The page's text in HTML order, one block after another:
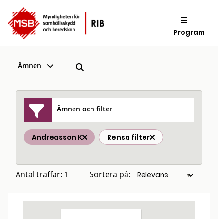
Program
Ämnen
Ämnen och filter
Andreasson K Rensa filter
Antal träffar: 1 Sortera på: